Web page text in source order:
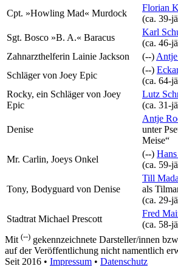
Cpt. »Howling Mad« Murdock
Florian
(ca.
Sgt. Bosco »B. A.« Baracus
Karl
(ca.
Zahnarzthelferin Lainie Jackson
(--)
Schläger von Joey Epic
(--)
(ca.
Rocky, ein Schläger von Joey
Epic
Lutz
(ca.
Denise
Antje
unter
Meise“
Mr. Carlin, Joeys Onkel
(--)
(ca.
Tony, Bodyguard von Denise
Till
als
(ca.
Stadtrat Michael Prescott
Fred
(ca.
Mit (--) gekennzeichnete Darsteller/innen
auf der Veröffentlichung nicht namentlich
Seit 2016 • Impressum • Datenschutz